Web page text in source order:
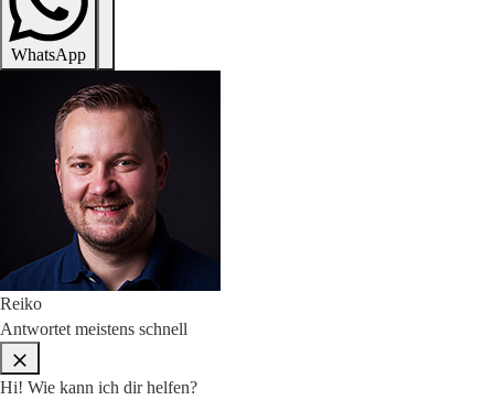
WhatsApp
Reiko
Antwortet meistens schnell
Hi! Wie kann ich dir helfen?